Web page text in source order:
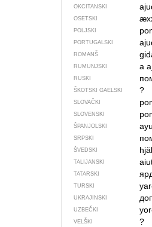
OKCITANSKI
OSETSKI
POLJSKI
PORTUGALSKI
ROMANŠ
RUMUNJSKI a
RUSKI
ŠKOTSKI GAELSKI ?
SLOVAČKI
SLOVENSKI
ŠPANJOLSKI
SRPSKI
ŠVEDSKI
TALIJANSKI
TATARSKI
TURSKI
UKRAJINSKI
UZBEČKI
VELŠKI ?